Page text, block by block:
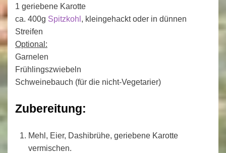
1 geriebene Karotte
ca. 400g Spitzkohl , kleingehackt oder in dünnen
Streifen
Optional:
Garnelen
Frühlingszwiebeln
Schweinebauch (für die nicht-Vegetarier)
Zubereitung:
Mehl, Eier, Dashibrühe, geriebene Karotte
vermischen.